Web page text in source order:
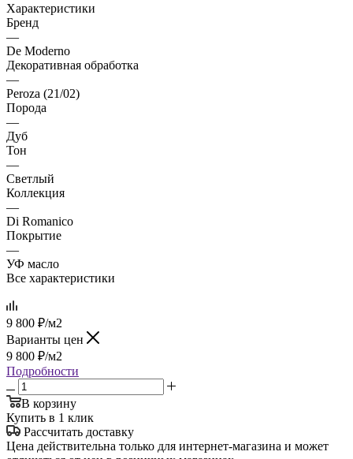
Характеристики
Бренд
—
De Moderno
Декоративная обработка
—
Peroza (21/02)
Порода
—
Дуб
Тон
—
Светлый
Коллекция
—
Di Romanico
Покрытие
—
УФ масло
Все характеристики
9 800 ₽/м2
Варианты цен
9 800 ₽/м2
Подробности
В корзину
Купить в 1 клик
Рассчитать доставку
Цена действительна только для интернет-магазина и может